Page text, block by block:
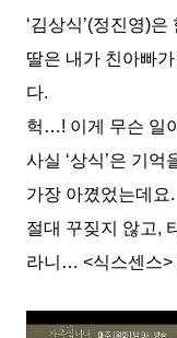
‘김상식’(정진영)
딸은 내가 친아빠
다.
헉…! 이게 무슨 일
사실 ‘상식’은 기억
가장 아꼈었는데요.
절대 꾸짖지 않고,
라니… <식스센스>